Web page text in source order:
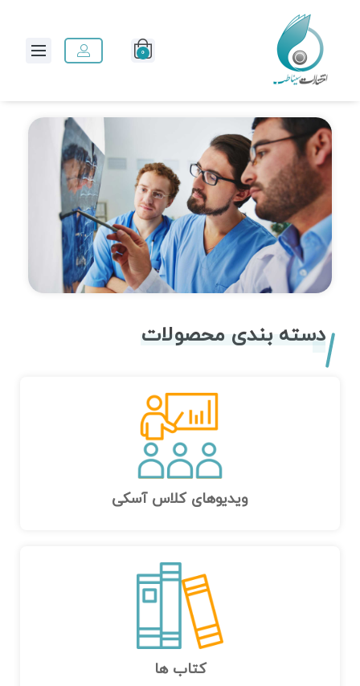
0
دسته بندی محصولات
ویدیوهای کلاس آسکی
کتاب ها